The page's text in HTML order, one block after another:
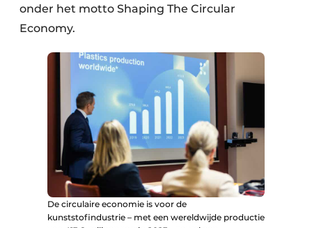
onder het motto Shaping The Circular
Economy.
De circulaire economie is voor de
kunststofindustrie – met een wereldwijde productie